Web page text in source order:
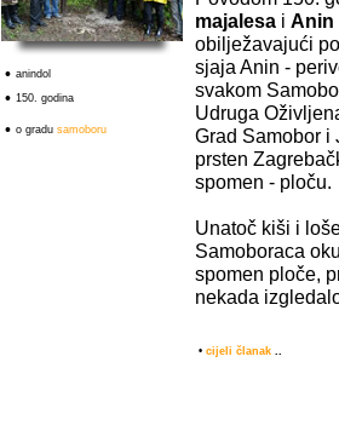
• anindol
• 150. godina
• o gradu samoboru
majalesa i Anin
obilježavajući
sjaja Anin -
svakom
Udruga
Grad Samobor i
prsten
spomen - ploču.
Unatoč kiši i
Samoboraca
spomen ploče,
nekada
• cijeli članak ..